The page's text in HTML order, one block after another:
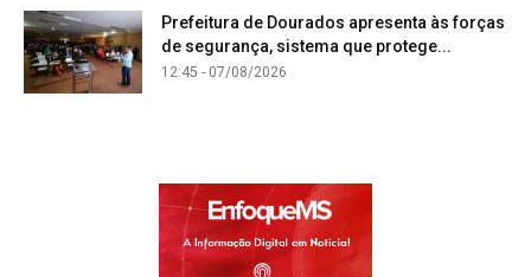
Prefeitura de Dourados apresenta às forças
de segurança, sistema que protege...
12:45 - 07/08/2026